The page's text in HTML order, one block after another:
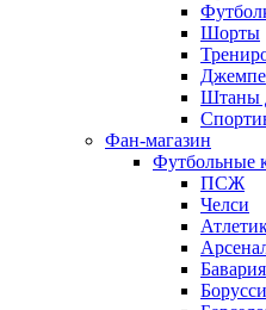
Шорты
Штаны
Фан-магазин
Футбольные
ПСЖ
Челси
Бавария